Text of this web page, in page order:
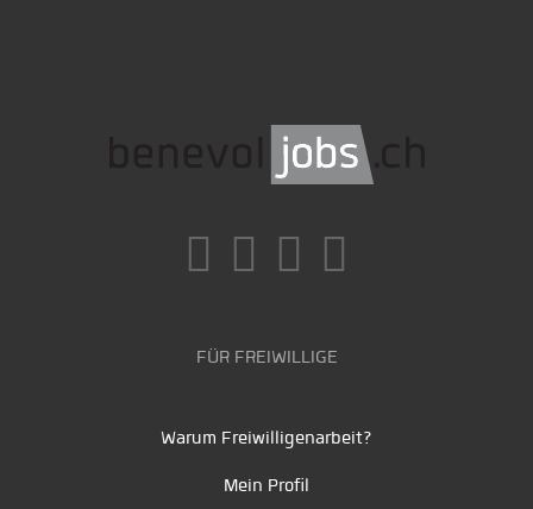
FÜR FREIWILLIGE
Warum Freiwilligenarbeit?
Mein Profil